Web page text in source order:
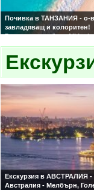
Почивка в ТАНЗАНИЯ - о-
завладяващ и колоритен!
7 нощувки на база All
Екзотична почивка,
плажове и невероятна
Индивидуална програма!
Екскурзия в АВСТРАЛИЯ -
Австралия - Мелбърн,